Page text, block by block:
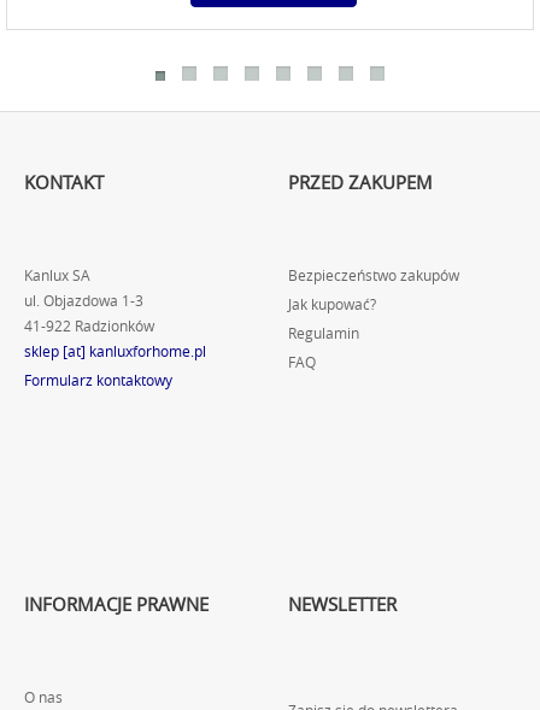
KONTAKT
Kanlux SA
ul. Objazdowa 1-3
41-922 Radzionków
sklep [at] kanluxforhome.pl
Formularz kontaktowy
PRZED ZAKUPEM
Bezpieczeństwo zakupów
Jak kupować?
Regulamin
FAQ
INFORMACJE PRAWNE
O nas
NEWSLETTER